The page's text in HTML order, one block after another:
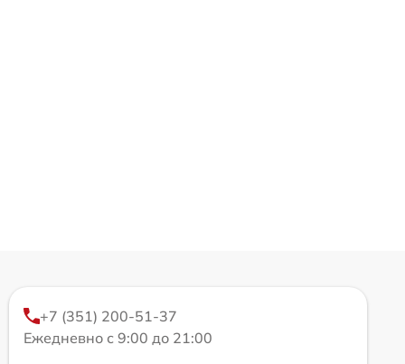
+7 (351) 200-51-37
Ежедневно с 9:00 до 21:00